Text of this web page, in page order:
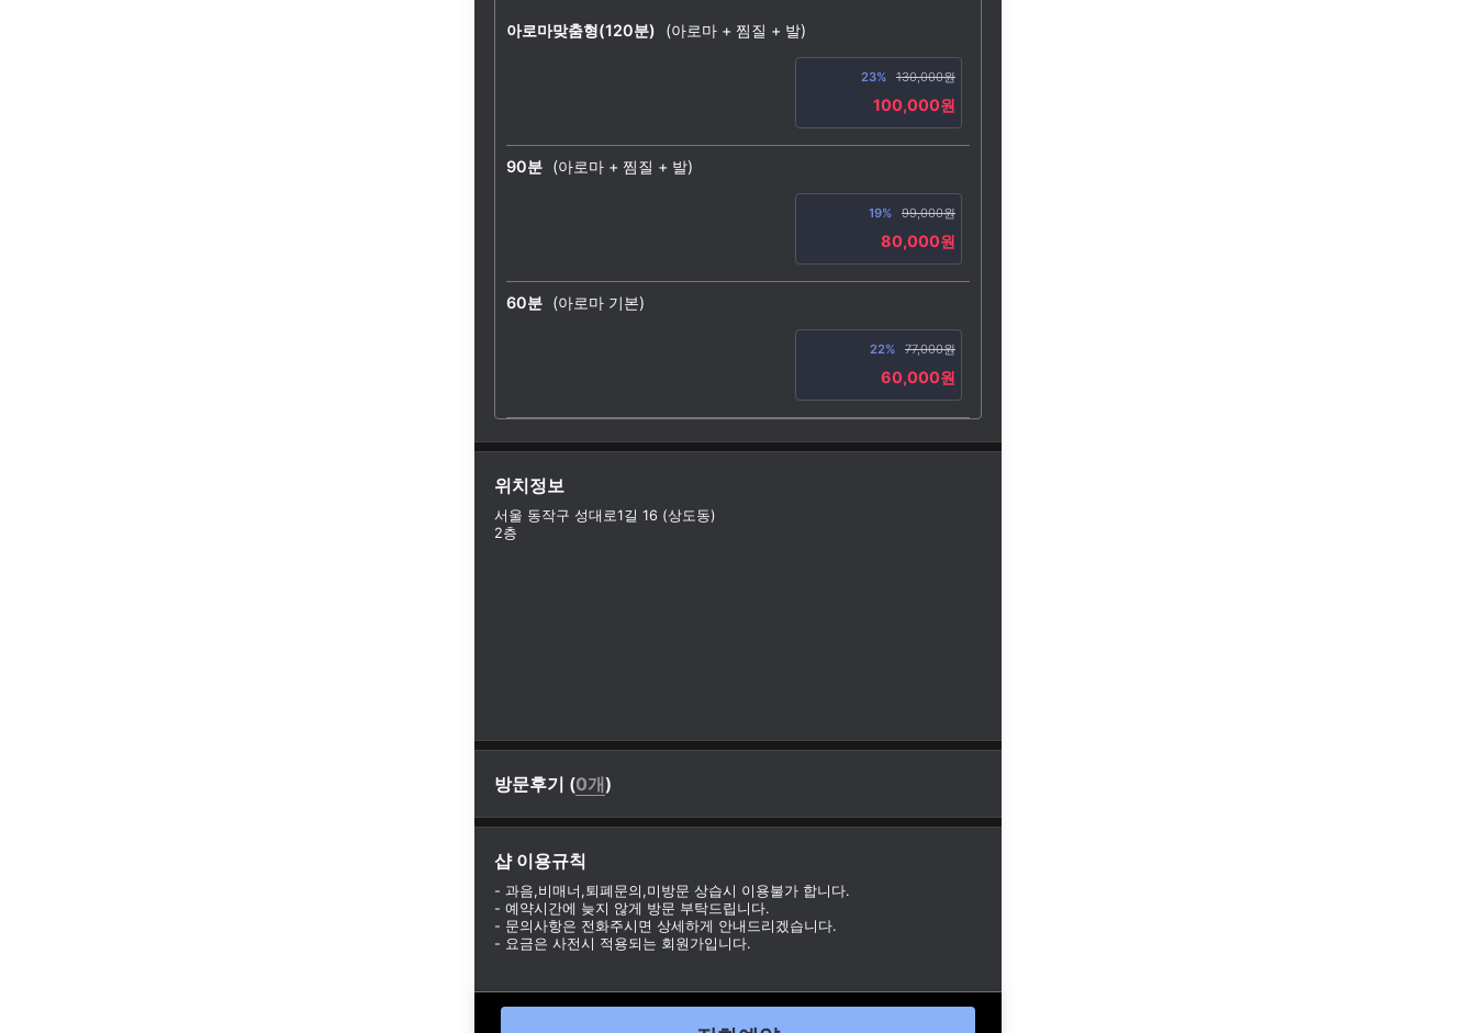
아로마맞춤형(120분) (아로마 + 찜질 + 발)
23% 130,000원
100,000원
90분 (아로마 + 찜질 + 발)
19% 99,000원
80,000원
60분 (아로마 기본)
22% 77,000원
60,000원
위치정보
서울 동작구 성대로1길 16 (상도동)
2층
방문후기 (0개)
샵 이용규칙
- 과음,비매너,퇴폐문의,미방문 상습시 이용불가 합니다.
- 예약시간에 늦지 않게 방문 부탁드립니다.
- 문의사항은 전화주시면 상세하게 안내드리겠습니다.
- 요금은 사전시 적용되는 회원가입니다.